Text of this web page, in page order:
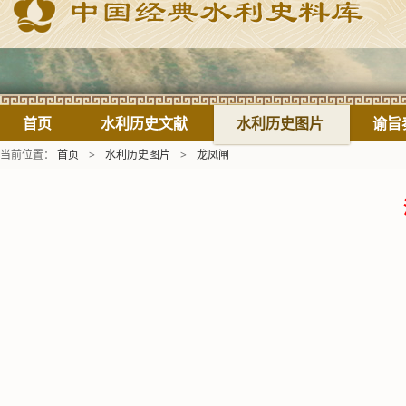
首页 水利历史文献 水利历史图片 谕旨
当前位置： 首页 > 水利历史图片 > 龙凤闸